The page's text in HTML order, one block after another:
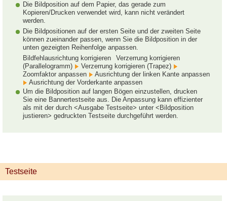
Die Bildposition auf dem Papier, das gerade zum
Kopieren/Drucken verwendet wird, kann nicht verändert
werden.
Die Bildpositionen auf der ersten Seite und der zweiten Seite
können zueinander passen, wenn Sie die Bildposition in der
unten gezeigten Reihenfolge anpassen.
Bildfehlausrichtung korrigieren
Verzerrung korrigieren
(Parallelogramm)
Verzerrung korrigieren (Trapez)
Zoomfaktor anpassen
Ausrichtung der linken Kante anpassen
Ausrichtung der Vorderkante anpassen
Um die Bildposition auf langen Bögen einzustellen, drucken
Sie eine Bannertestseite aus. Die Anpassung kann effizienter
als mit der durch <Ausgabe Testseite> unter <Bildposition
justieren> gedruckten Testseite durchgeführt werden.
Testseite